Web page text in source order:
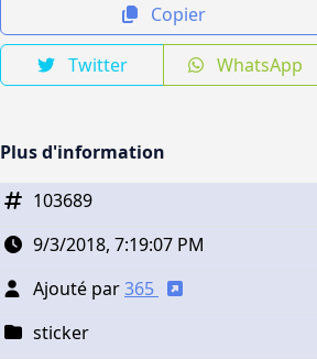
Copier
Twitter WhatsApp
Plus d'information
103689
9/3/2018, 7:19:07 PM
Ajouté par365
sticker